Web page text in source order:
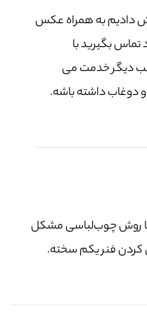
دادیم به همراه عکس
تماس بگیرید با
دیگر خدمت می
دوغاب داشته باشه.
با روش چوب‌لباسی مشکل
کردن فنر یکم سخته.